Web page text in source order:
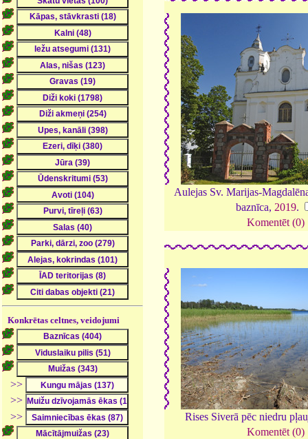
Konkrētas celtnes, veidojumi
>>
>>
>>
Aulejas Sv. Marijas-
baznīca, 2019.
Komentēt (0)
Rises Siverā pēc niedru
Komentēt (0)